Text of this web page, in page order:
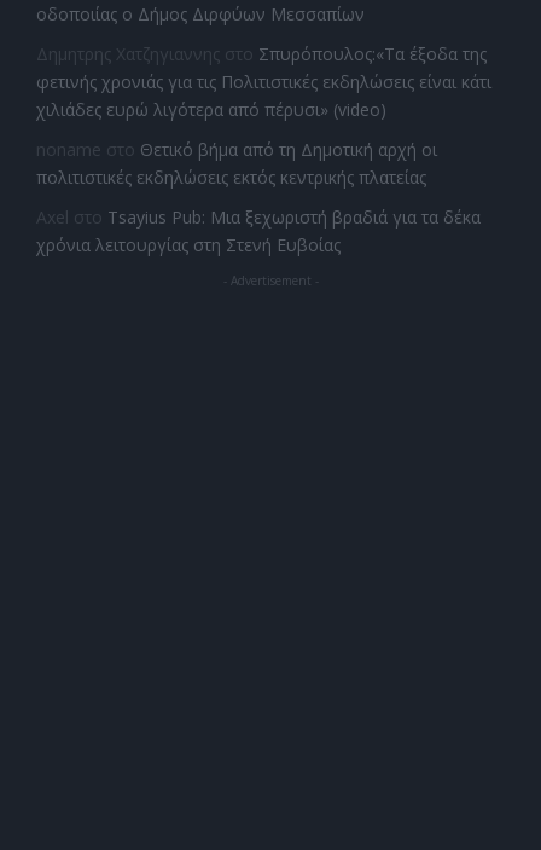
οδοποιίας ο Δήμος Διρφύων Μεσσαπίων
Δημητρης Χατζηγιαννης στο Σπυρόπουλος:«Τα έξοδα της
φετινής χρονιάς για τις Πολιτιστικές εκδηλώσεις είναι κάτι
χιλιάδες ευρώ λιγότερα από πέρυσι» (video)
noname στο Θετικό βήμα από τη Δημοτική αρχή οι
πολιτιστικές εκδηλώσεις εκτός κεντρικής πλατείας
Axel στο Tsayius Pub: Μια ξεχωριστή βραδιά για τα δέκα
χρόνια λειτουργίας στη Στενή Ευβοίας
- Advertisement -